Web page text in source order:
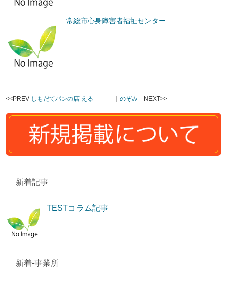
常総市心身障害者福祉センター
<<PREV しもだてパンの店 える ｜のぞみ NEXT>>
新着記事
TESTコラム記事
新着-事業所